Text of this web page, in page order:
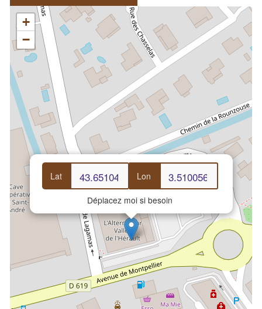
Lat Lon
Déplacez moi si besoin
+
−